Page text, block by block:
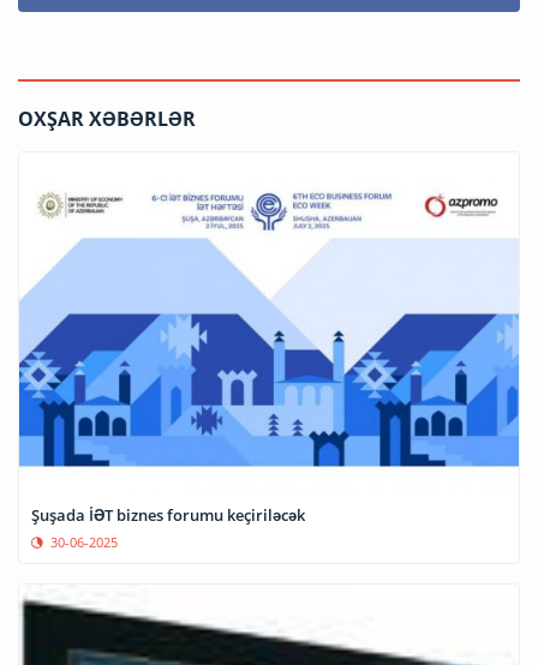
OXŞAR XƏBƏRLƏR
Şuşada İƏT biznes forumu keçiriləcək
30-06-2025